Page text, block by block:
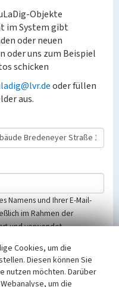
Objekte
im System gibt
oder neuen
oder uns zum Beispiel
schicken
oder füllen
aus.
Namens und Ihrer E-Mail-
im Rahmen der
und verwendet.
der Vorschriften des
NRW und der seit
Sie bitte unsere
Cookies, um die
Diesen können Sie
nutzen möchten. Darüber
um die